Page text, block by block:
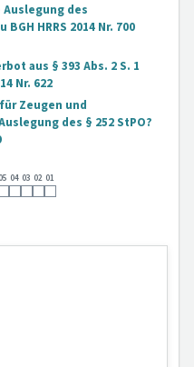
05 04 03 02 01
des
HRRS 2014 Nr. 700
aus § 393 Abs. 2 S. 1
Nr. 622
Zeugen und
des § 252 StPO?